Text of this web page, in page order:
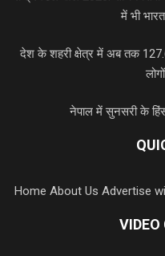
में भी
देश के शहरी क्षेत्र में अब तक
नेपाल में सुनसरी के
Home About Us Advertise
VIDEO